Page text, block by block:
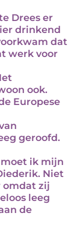
Drees er
drinkend
dat
werk voor
ook.
Europese
geroofd.
ik mijn
Niet
omdat zij
leeg
de